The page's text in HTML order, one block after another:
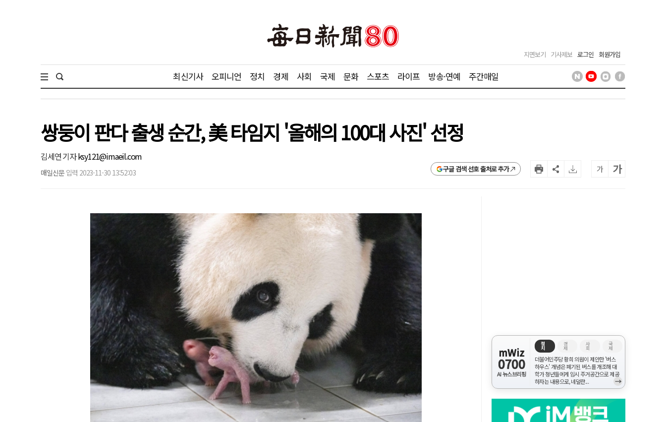
지면보기 기사제보 로그인 회원가입
최신기사 오피니언 정치 경제 사회 국제 문화 스포츠 라이프 방송·연예 주간매일
쌍둥이 판다 출생 순간, 美 타임지 '올해의 100대 사진' 선정
김세연 기자ksy121@imaeil.com
매일신문 입력 2023-11-30 13:52:03 구글 검색 선호 출처로 추가 가 가
mWiz
0700
AI 뉴스브리핑
정
치
경
제
사
회
국
제
더불어민주당 황희 의원이 제안한 '버스
하우스' 개념은 폐기된 버스를 개조해 대
학가 청년들에게 임시 주거공간으로 제공
하자는 내용으로, 네덜란...
→